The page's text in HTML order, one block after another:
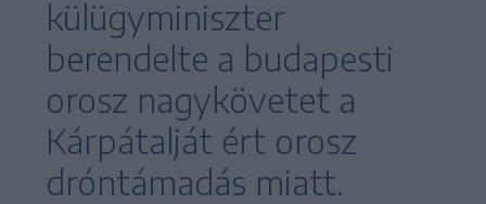
külügyminiszter
berendelte a budapesti
orosz nagykövetet a
Kárpátalját ért orosz
dróntámadás miatt.